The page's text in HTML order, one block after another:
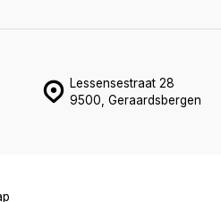
Lessensestraat 28
9500, Geraardsbergen